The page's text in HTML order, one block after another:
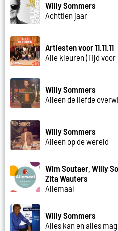
Willy Sommers
Achttien jaar
Artiesten voor 11.11.11
Alle kleuren (Tijd
Willy Sommers
Alleen de liefde
Willy Sommers
Alleen op de wereld
Wim Soutaer, Willy
Zita Wauters
Allemaal
Willy Sommers
Alles kan en alles mag